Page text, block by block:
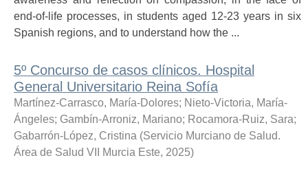
end-of-life processes, in students aged 12-23 years in six
Spanish regions, and to understand how the ...
5º Concurso de casos clínicos. Hospital
General Universitario Reina Sofía
Martínez-Carrasco, María-Dolores; Nieto-Victoria, María-
Ángeles; Gambín-Arroniz, Mariano; Rocamora-Ruiz, Sara;
Gabarrón-López, Cristina (Servicio Murciano de Salud.
Área de Salud VII Murcia Este, 2025)